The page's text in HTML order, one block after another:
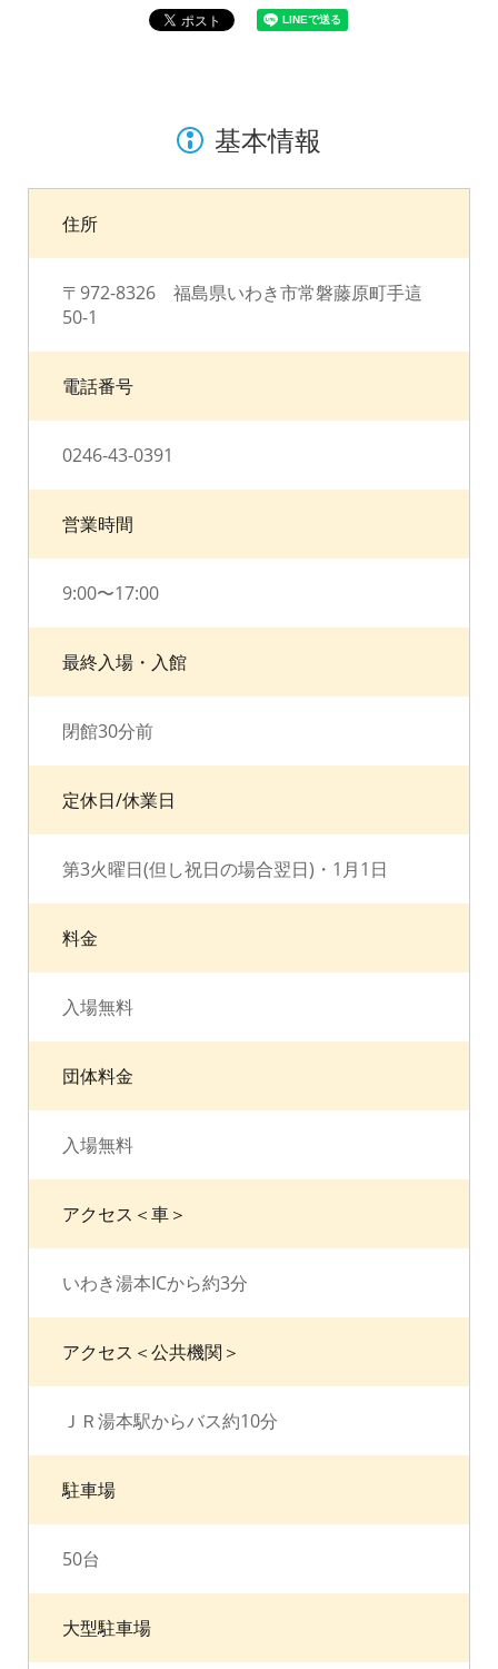
基本情報
住所
〒972-8326 福島県いわき市常磐藤原町手這
50-1
電話番号
0246-43-0391
営業時間
9:00〜17:00
最終入場・入館
閉館30分前
定休日/休業日
第3火曜日(但し祝日の場合翌日)・1月1日
料金
入場無料
団体料金
入場無料
アクセス＜車＞
いわき湯本ICから約3分
アクセス＜公共機関＞
ＪＲ湯本駅からバス約10分
駐車場
50台
大型駐車場